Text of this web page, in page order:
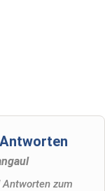
zum